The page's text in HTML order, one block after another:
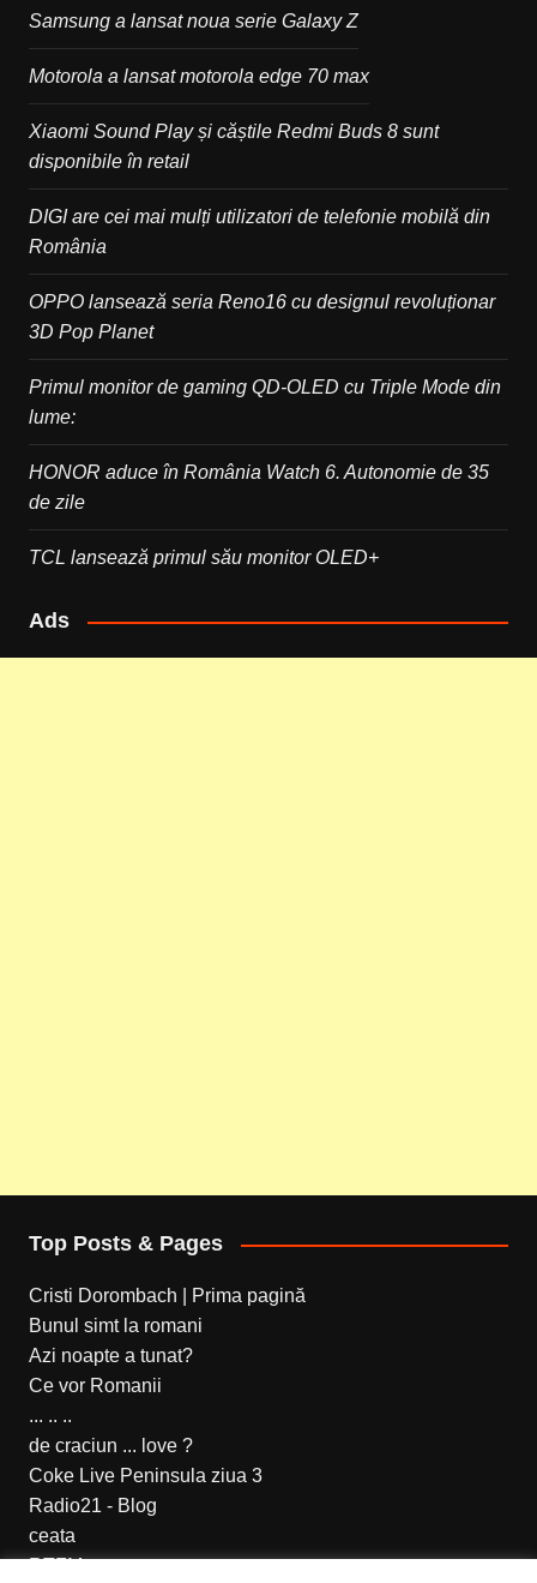
Samsung a lansat noua serie Galaxy Z
Motorola a lansat motorola edge 70 max
Xiaomi Sound Play și căștile Redmi Buds 8 sunt
disponibile în retail
DIGI are cei mai mulți utilizatori de telefonie mobilă din
România
OPPO lansează seria Reno16 cu designul revoluționar
3D Pop Planet
Primul monitor de gaming QD-OLED cu Triple Mode din
lume:
HONOR aduce în România Watch 6. Autonomie de 35
de zile
TCL lansează primul său monitor OLED+
Ads
Top Posts & Pages
Cristi Dorombach | Prima pagină
Bunul simt la romani
Azi noapte a tunat?
Ce vor Romanii
... .. ..
de craciun ... love ?
Coke Live Peninsula ziua 3
Radio21 - Blog
ceata
RTFM